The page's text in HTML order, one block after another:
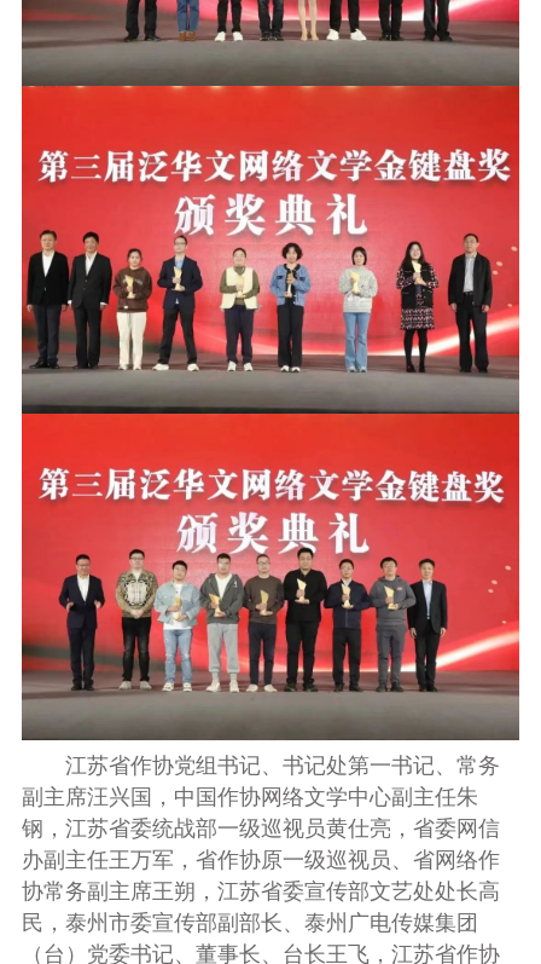
江苏省作协党组书记、书记处第一书记、常务
副主席汪兴国，中国作协网络文学中心副主任朱
钢，江苏省委统战部一级巡视员黄仕亮，省委网信
办副主任王万军，省作协原一级巡视员、省网络作
协常务副主席王朔，江苏省委宣传部文艺处处长高
民，泰州市委宣传部副部长、泰州广电传媒集团
（台）党委书记、董事长、台长王飞，江苏省作协